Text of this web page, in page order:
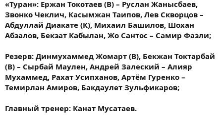
«Туран»: Ержан Токотаев (В) – Руслан Жанысбаев,
Звонко Чеклич, Касымжан Таипов, Лев Скворцов –
Абдуллай Диакате (К), Михаил Башилов, Шохан
Абзалов, Бекзат Кабылан, Жо Сантос – Самир Фазли;
Резерв: Динмухаммед Жомарт (В), Бекжан Токтарбай
(В) – Сырбай Маулен, Андрей Залеский – Алияр
Мухаммед, Рахат Усипханов, Артём Гуренко –
Темирлан Амиров, Бакдаулет Зульфикаров;
Главный тренер: Канат Мусатаев.